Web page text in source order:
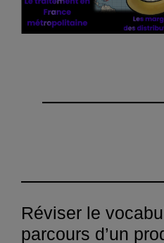
Réviser le
parcours d’un